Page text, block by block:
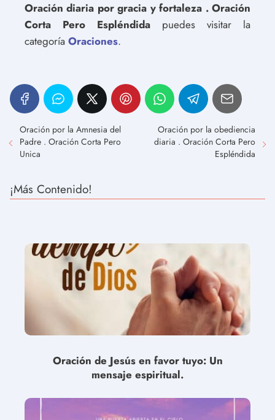
Oración diaria por gracia y fortaleza . Oración
Corta Pero Espléndida puedes visitar la
categoría Oraciones.
Oración por la Amnesia del
Padre . Oración Corta Pero
Unica
Oración por la obediencia
diaria . Oración Corta Pero
Espléndida
¡Más Contenido!
Oración de Jesús en favor tuyo: Un
mensaje espiritual.